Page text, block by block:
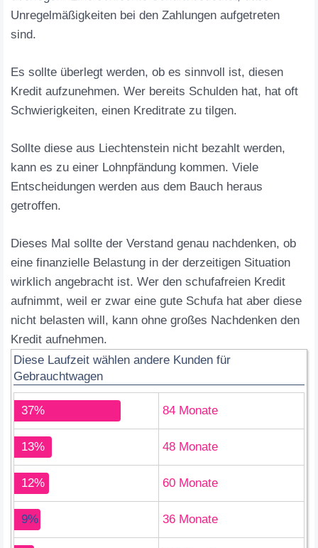
Unregelmäßigkeiten bei den Zahlungen aufgetreten
sind.
Es sollte überlegt werden, ob es sinnvoll ist, diesen
Kredit aufzunehmen. Wer bereits Schulden hat, hat oft
Schwierigkeiten, einen Kreditrate zu tilgen.
Sollte diese aus Liechtenstein nicht bezahlt werden,
kann es zu einer Lohnpfändung kommen. Viele
Entscheidungen werden aus dem Bauch heraus
getroffen.
Dieses Mal sollte der Verstand genau nachdenken, ob
eine finanzielle Belastung in der derzeitigen Situation
wirklich angebracht ist. Wer den schufafreien Kredit
aufnimmt, weil er zwar eine gute Schufa hat aber diese
nicht belasten will, kann ohne großes Nachdenken den
Kredit aufnehmen.
Diese Laufzeit wählen andere Kunden für
Gebrauchtwagen
37% 84 Monate
13% 48 Monate
12% 60 Monate
9% 36 Monate